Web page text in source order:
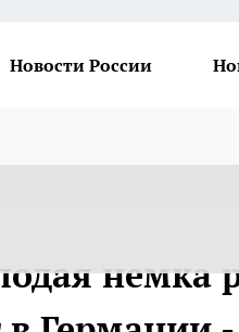
Новости России
немка